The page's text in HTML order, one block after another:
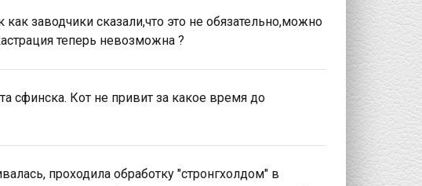
заводчики сказали,что это не обязательно,можно
теперь невозможна ?
сфинска. Кот не привит за какое время до
проходила обработку "стронгхолдом" в